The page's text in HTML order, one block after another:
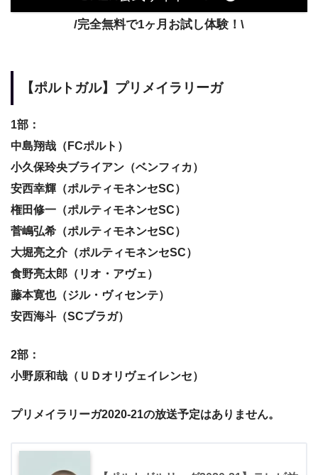
/完全無料で1ヶ月お試し体験！\
【ポルトガル】プリメイラリーガ
1部：
中島翔哉（FCポルト）
小久保玲央ブライアン（ベンフィカ）
安西幸輝（ポルティモネンセSC）
権田修一（ポルティモネンセSC）
菅嶋弘希（ポルティモネンセSC）
大堀亮之介（ポルティモネンセSC）
食野亮太郎（リオ・アヴェ）
藤本寛也（ジル・ヴィセンテ）
安西海斗（SCブラガ）
2部：
小野原和哉（ＵＤオリヴェイレンセ）
プリメイラリーガ2020-21の放送予定はありません。